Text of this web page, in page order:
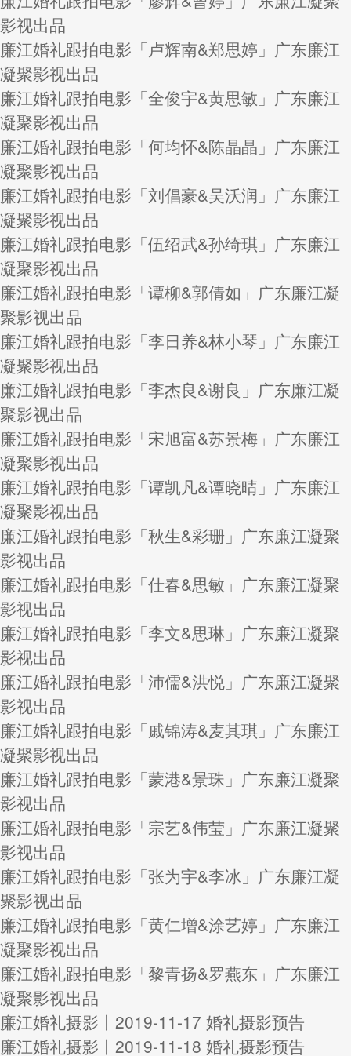
影视出品
廉江婚礼跟拍电影「卢辉南&郑思婷」广东廉江
凝聚影视出品
廉江婚礼跟拍电影「全俊宇&黄思敏」广东廉江
凝聚影视出品
廉江婚礼跟拍电影「何均怀&陈晶晶」广东廉江
凝聚影视出品
廉江婚礼跟拍电影「刘倡豪&吴沃润」广东廉江
凝聚影视出品
廉江婚礼跟拍电影「伍绍武&孙绮琪」广东廉江
凝聚影视出品
廉江婚礼跟拍电影「谭柳&郭倩如」广东廉江凝
聚影视出品
廉江婚礼跟拍电影「李日养&林小琴」广东廉江
凝聚影视出品
廉江婚礼跟拍电影「李杰良&谢良」广东廉江凝
聚影视出品
廉江婚礼跟拍电影「宋旭富&苏景梅」广东廉江
凝聚影视出品
廉江婚礼跟拍电影「谭凯凡&谭晓晴」广东廉江
凝聚影视出品
廉江婚礼跟拍电影「秋生&彩珊」广东廉江凝聚
影视出品
廉江婚礼跟拍电影「仕春&思敏」广东廉江凝聚
影视出品
廉江婚礼跟拍电影「李文&思琳」广东廉江凝聚
影视出品
廉江婚礼跟拍电影「沛儒&洪悦」广东廉江凝聚
影视出品
廉江婚礼跟拍电影「戚锦涛&麦其琪」广东廉江
凝聚影视出品
廉江婚礼跟拍电影「蒙港&景珠」广东廉江凝聚
影视出品
廉江婚礼跟拍电影「宗艺&伟莹」广东廉江凝聚
影视出品
廉江婚礼跟拍电影「张为宇&李冰」广东廉江凝
聚影视出品
廉江婚礼跟拍电影「黄仁增&涂艺婷」广东廉江
凝聚影视出品
廉江婚礼跟拍电影「黎青扬&罗燕东」广东廉江
凝聚影视出品
廉江婚礼摄影丨2019-11-17 婚礼摄影预告
廉江婚礼摄影丨2019-11-18 婚礼摄影预告